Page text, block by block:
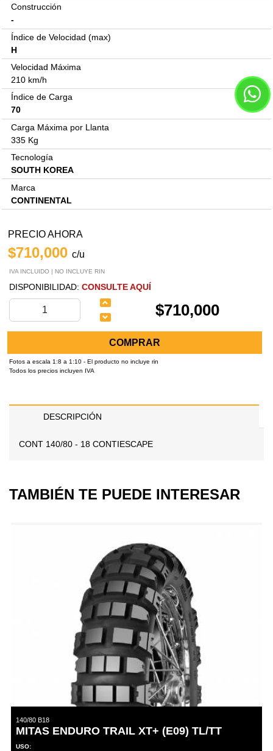
Construcción
-
Índice de Velocidad (max)
H
Velocidad Máxima
210 km/h
Índice de Carga
70
Carga Máxima por Llanta
335 Kg
Tecnología
SOUTH KOREA
Marca
CONTINENTAL
PRECIO AHORA
$710,000 c/u
IVA INCLUIDO | NO INCLUYE RIN
DISPONIBILIDAD: CONSULTE AQUÍ
$710,000
COMPRAR
Fotos a escala 1:8 a 1:10 - El producto no incluye rin
Todos los precios incluyen IVA
DESCRIPCIÓN
CONT 140/80 - 18 CONTIESCAPE
TAMBIÉN TE PUEDE INTERESAR
140/80 B18
MITAS ENDURO TRAIL XT+ (E09) TL/TT
USO: